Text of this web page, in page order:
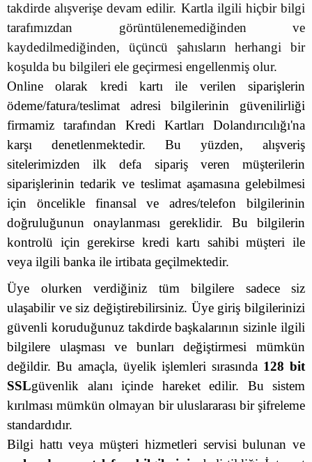
takdirde alışverişe devam edilir. Kartla ilgili hiçbir bilgi
tarafımızdan görüntülenemediğinden ve
kaydedilmediğinden, üçüncü şahısların herhangi bir
koşulda bu bilgileri ele geçirmesi engellenmiş olur.
Online olarak kredi kartı ile verilen siparişlerin
ödeme/fatura/teslimat adresi bilgilerinin güvenilirliği
firmamiz tarafından Kredi Kartları Dolandırıcılığı'na
karşı denetlenmektedir. Bu yüzden, alışveriş
sitelerimizden ilk defa sipariş veren müşterilerin
siparişlerinin tedarik ve teslimat aşamasına gelebilmesi
için öncelikle finansal ve adres/telefon bilgilerinin
doğruluğunun onaylanması gereklidir. Bu bilgilerin
kontrolü için gerekirse kredi kartı sahibi müşteri ile
veya ilgili banka ile irtibata geçilmektedir.
Üye olurken verdiğiniz tüm bilgilere sadece siz
ulaşabilir ve siz değiştirebilirsiniz. Üye giriş bilgilerinizi
güvenli koruduğunuz takdirde başkalarının sizinle ilgili
bilgilere ulaşması ve bunları değiştirmesi mümkün
değildir. Bu amaçla, üyelik işlemleri sırasında 128 bit
SSLgüvenlik alanı içinde hareket edilir. Bu sistem
kırılması mümkün olmayan bir uluslararası bir şifreleme
standardıdır.
Bilgi hattı veya müşteri hizmetleri servisi bulunan ve